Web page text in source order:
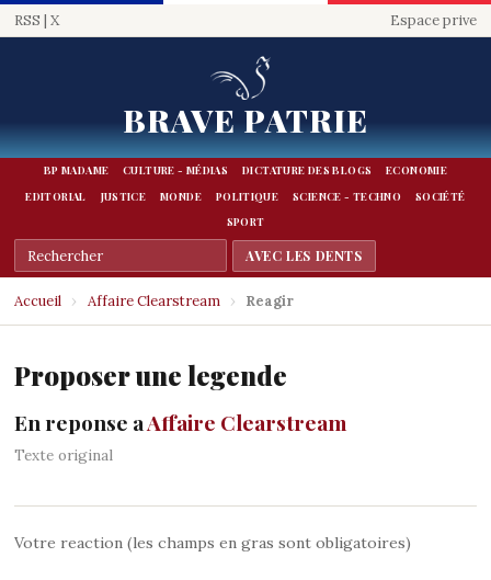
RSS | X Espace prive
BRAVE PATRIE
BP MADAME CULTURE - MÉDIAS DICTATURE DES BLOGS
ECONOMIE
EDITORIAL
JUSTICE MONDE POLITIQUE SCIENCE - TECHNO
SOCIÉTÉ
SPORT
Accueil › Affaire Clearstream › Reagir
Proposer une legende
En reponse aAffaire Clearstream
Texte original
Votre reaction (les champs en gras sont obligatoires)